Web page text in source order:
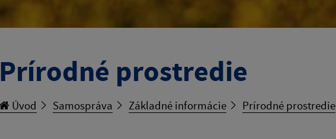
Prírodné prostredie
Úvod Samospráva Základné informácie Prírodné prostredie